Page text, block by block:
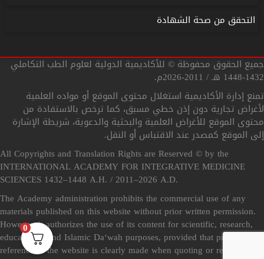
التحقق من صحة الشهادة
جميع الحقوق محفوظة © للأكاديمية الدولية لعلوم الطب التكاملي
1432-1448 هـ / 2011-2026م.
تمنع إدارة الأكاديمية استغلال محتوى الموقع أو مواده العلمية
لأغراض تجارية دون إذن خطي مسبق، كما ترخص بالاستفادة من
محتوى الموقع للأغراض العلمية والبحثية والدعوية، شريطة الإشارة
إلى الموقع كمصدر عند الاقتباس أو النقل.
All Copyrights and Translation Rights are Reserved © by the
INTERNATIONAL ACADEMY FOR INTEGRATIVE MEDICINE
SCIENCES 1432–1448 A.H. / 2011–2026 A.D.
The Academy administration prohibits the commercial use of any
materials published on this website without prior written permission.
However, it authorizes the use of its content for scientific, research,
educational, and Islamic Da‘wah purposes, provided that proper
reference to the website is clearly made when quoting or reproducing
0